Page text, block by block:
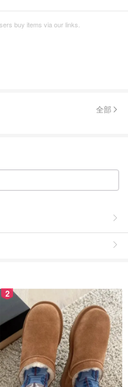
buy items via our links.
全部
2